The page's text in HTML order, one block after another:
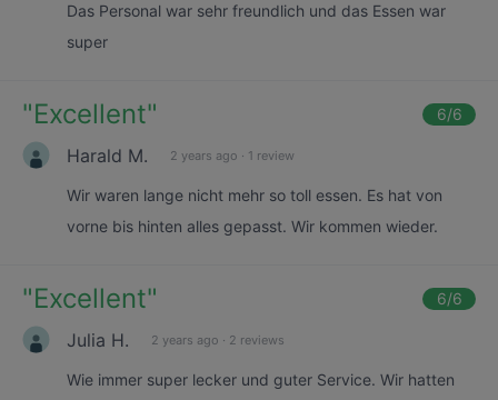
Das Personal war sehr freundlich und das Essen war
super
"Excellent" 6/6
Harald M. 2 years ago · 1 review
Wir waren lange nicht mehr so toll essen. Es hat von
vorne bis hinten alles gepasst. Wir kommen wieder.
"Excellent" 6/6
Julia H. 2 years ago · 2 reviews
Wie immer super lecker und guter Service. Wir hatten